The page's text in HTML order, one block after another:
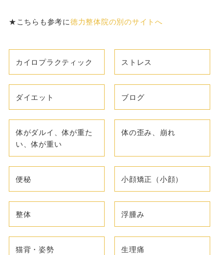
★こちらも参考に徳力整体院の別のサイトへ
カイロプラクティック ストレス
ダイエット ブログ
体がダルイ、体が重た
い、体が重い
体の歪み、崩れ
便秘 小顔矯正（小顔）
整体 浮腫み
猫背・姿勢 生理痛